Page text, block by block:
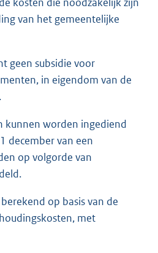
van het gemeentelijke
geen subsidie voor
in eigendom van de
kunnen worden ingediend
december van een
op volgorde van
op basis van de
met